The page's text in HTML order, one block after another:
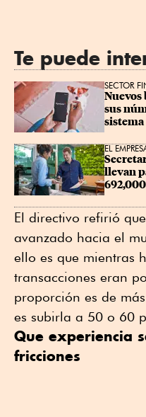
Te puede
SECTOR
Nuevos
sus
sistema
EL
llevan
El directivo refirió
avanzado hacia el
ello es que mientras
transacciones eran
proporción es de
es subirla a 50 o 60
Que experiencia
fricciones